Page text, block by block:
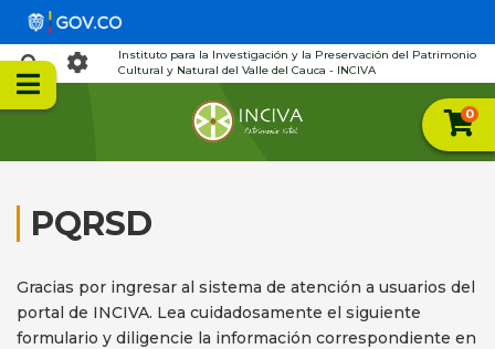
Instituto para la Investigación y la Preservación del Patrimonio
Cultural y Natural del Valle del Cauca - INCIVA
0
PQRSD
Gracias por ingresar al sistema de atención a usuarios del
portal de INCIVA. Lea cuidadosamente el siguiente
formulario y diligencie la información correspondiente en